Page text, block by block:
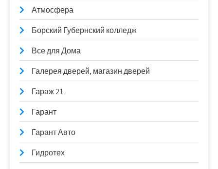
Атмосфера
Борский Губернский колледж
Все для Дома
Галерея дверей, магазин дверей
Гараж 21
Гарант
Гарант Авто
Гидротех